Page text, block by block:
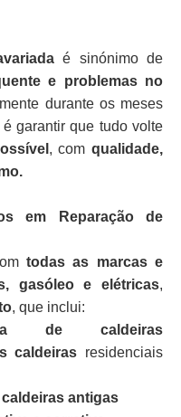
é sinónimo de
e problemas no
durante os meses
garantir que tudo volte
, comqualidade,
em Reparação de
todas as marcas e
gasóleo e elétricas,
, que inclui:
de caldeiras
caldeiras residenciais
antigas